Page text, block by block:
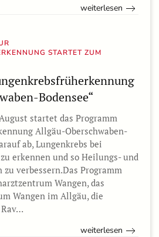
weiterlesen
STARTET ZUM
Bodensee“
startet das Programm
Allgäu-Oberschwaben-
ab, Lungenkrebs bei
erkennen und so Heilungs- und
zu verbessern.Das Programm
Wangen, das
Wangen im Allgäu, die
weiterlesen